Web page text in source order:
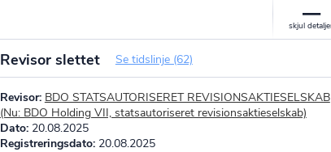
Revisor slettet Se tidslinje (62)
Revisor: BDO STATSAUTORISERET REVISIONSAKTIESELSKAB
(Nu: BDO Holding VII, statsautoriseret revisionsaktieselskab)
Dato:20.08.2025
Registreringsdato:20.08.2025